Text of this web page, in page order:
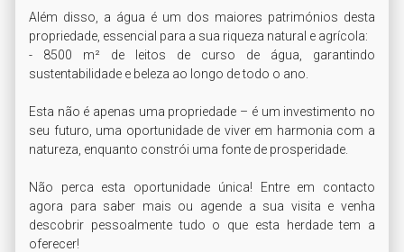
Além disso, a água é um dos maiores patrimónios desta
propriedade, essencial para a sua riqueza natural e agrícola:
- 8500 m² de leitos de curso de água, garantindo
sustentabilidade e beleza ao longo de todo o ano.
Esta não é apenas uma propriedade – é um investimento no
seu futuro, uma oportunidade de viver em harmonia com a
natureza, enquanto constrói uma fonte de prosperidade.
Não perca esta oportunidade única! Entre em contacto
agora para saber mais ou agende a sua visita e venha
descobrir pessoalmente tudo o que esta herdade tem a
oferecer!